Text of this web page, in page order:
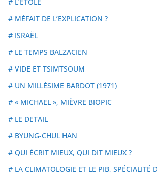
# MÉFAIT DE L’EXPLICATION ?
# ISRAËL
# LE TEMPS BALZACIEN
# VIDE ET TSIMTSOUM
# UN MILLÉSIME BARDOT (1971)
# « MICHAEL », MIÈVRE BIOPIC
# LE DETAIL
# BYUNG-CHUL HAN
# QUI ÉCRIT MIEUX, QUI DIT MIEUX ?
# LA CLIMATOLOGIE ET LE PIB, SPÉCIALITÉ